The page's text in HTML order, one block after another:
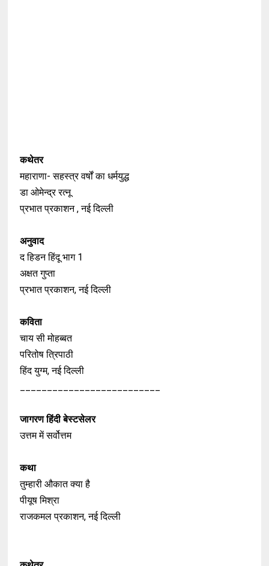
कथेतर
महाराणा- सहस्त्र वर्षों का धर्मयुद्ध
डा ओमेन्द्र रत्नू
प्रभात प्रकाशन , नई दिल्ली
अनुवाद
द हिडन हिंदू भाग 1
अक्षत गुप्ता
प्रभात प्रकाशन, नई दिल्ली
कविता
चाय सी मोहब्बत
परितोष त्रिपाठी
हिंद युग्म, नई दिल्ली
जागरण हिंदी बेस्टसेलर
उत्तम में सर्वोत्तम
कथा
तुम्हारी औकात क्या है
पीयूष मिश्रा
राजकमल प्रकाशन, नई दिल्ली